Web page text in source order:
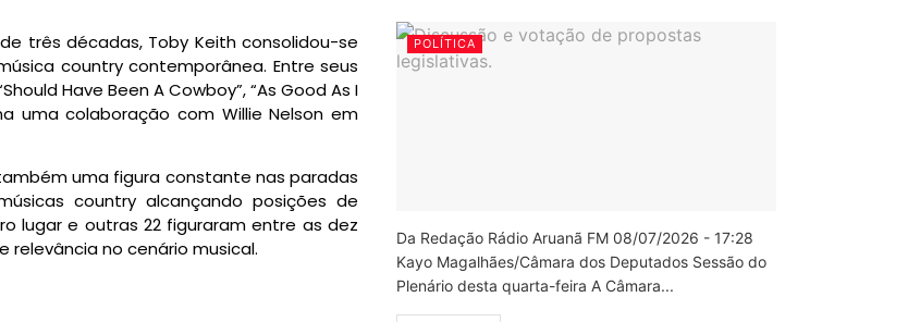
três décadas, Toby Keith consolidou-se
country contemporânea. Entre seus
Have Been A Cowboy”, “As Good As I
uma colaboração com Willie Nelson em
uma figura constante nas paradas
country alcançando posições de
lugar e outras 22 figuraram entre as dez
relevância no cenário musical.
POLÍTICA
Da Redação Rádio Aruanã FM 08/07/2026 - 17:28
Kayo Magalhães/Câmara dos Deputados Sessão do
Plenário desta quarta-feira A Câmara...